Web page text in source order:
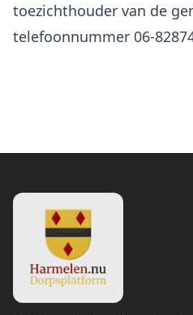
toezichthouder van de
telefoonnummer 06-